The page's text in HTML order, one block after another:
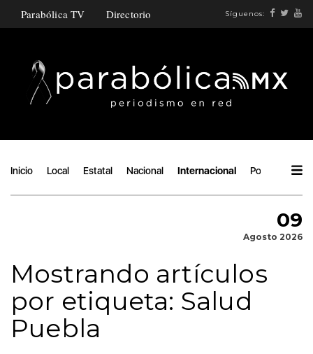
Parabólica TV Directorio Síguenos:
Inicio Local Estatal Nacional Internacional Política
09
Agosto 2026
Mostrando artículos
por etiqueta: Salud
Puebla